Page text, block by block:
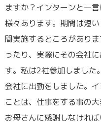
ますか？インターンと一
様々あります。期間は短
間実施するところがあり
ったり、実際にその会社
す。私は2社参加しました
会社に出勤をしました。
ことは、仕事をする事の
お母さんに感謝しなけれ